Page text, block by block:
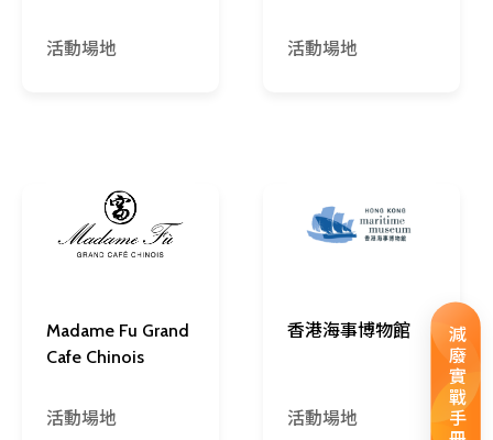
減廢實戰手冊
活動場地 活動場地
Madame Fu Grand
Cafe Chinois
活動場地
香港海事博物館
活動場地